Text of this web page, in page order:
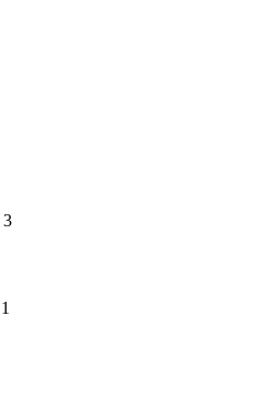
3
1